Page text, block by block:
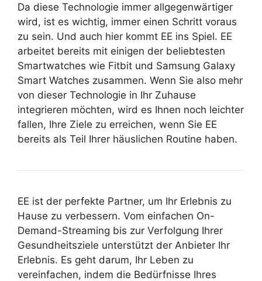
Da diese Technologie immer allgegenwärtiger
wird, ist es wichtig, immer einen Schritt voraus
zu sein. Und auch hier kommt EE ins Spiel. EE
arbeitet bereits mit einigen der beliebtesten
Smartwatches wie Fitbit und Samsung Galaxy
Smart Watches zusammen. Wenn Sie also mehr
von dieser Technologie in Ihr Zuhause
integrieren möchten, wird es Ihnen noch leichter
fallen, Ihre Ziele zu erreichen, wenn Sie EE
bereits als Teil Ihrer häuslichen Routine haben.
EE ist der perfekte Partner, um Ihr Erlebnis zu
Hause zu verbessern. Vom einfachen On-
Demand-Streaming bis zur Verfolgung Ihrer
Gesundheitsziele unterstützt der Anbieter Ihr
Erlebnis. Es geht darum, Ihr Leben zu
vereinfachen, indem die Bedürfnisse Ihres